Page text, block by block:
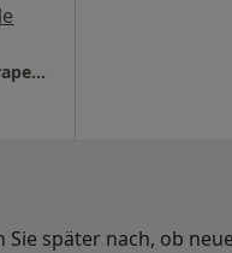
Praxis Ursula Hallhuber Psycholog. Psychotherapeutin
später nach, ob